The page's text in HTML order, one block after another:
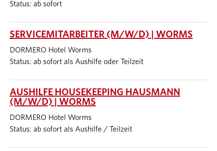
Status: ab sofort
SERVICEMITARBEITER (M/W/D) | WORMS
DORMERO Hotel Worms
Status: ab sofort als Aushilfe oder Teilzeit
AUSHILFE HOUSEKEEPING HAUSMANN
(M/W/D) | WORMS
DORMERO Hotel Worms
Status: ab sofort als Aushilfe / Teilzeit